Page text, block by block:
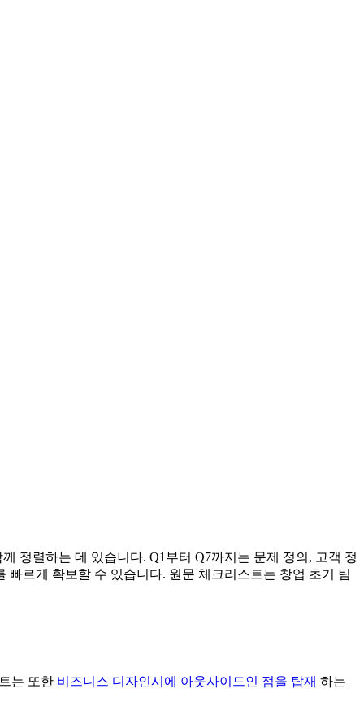
정렬하는 데 있습니다. Q1부터 Q7까지는 문제 정의, 고객 정
르게 확보할 수 있습니다. 원문 체크리스트는 창업 초기 팀
는 또한 비즈니스 디자인시에 아웃사이드인 점을 탑재 하는